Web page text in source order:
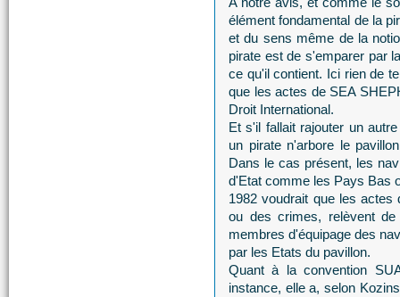
élément fondamental de la
et du sens même de la
pirate est de s'emparer par
ce qu'il contient. Ici rien de
que les actes de SEA
Droit International.
Et s'il fallait rajouter un
un pirate n'arbore le
Dans le cas présent, les
d'Etat comme les Pays Bas
1982 voudrait que les
ou des crimes, relèvent
membres d'équipage des
par les Etats du pavillon.
Quant à la convention
instance, elle a, selon